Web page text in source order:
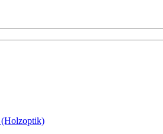
(Holzoptik)